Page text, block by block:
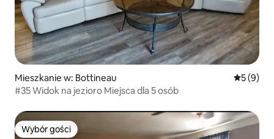
Mieszkanie w: Bottineau Średnia
5 (9)
#35 Widok na jezioro Miejsca dla 5 osób
Wybór gości
Wybór gości